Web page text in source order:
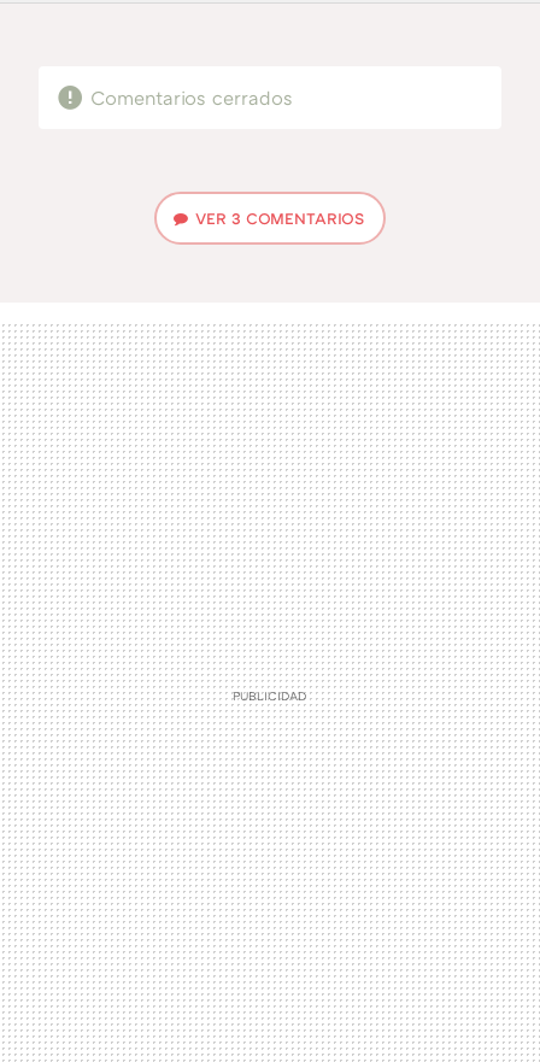
FACEBOOK
TWITTERFLIPBOARD
E-
WHATSAPP
Comentarios cerrados
VER 3 COMENTARIOS